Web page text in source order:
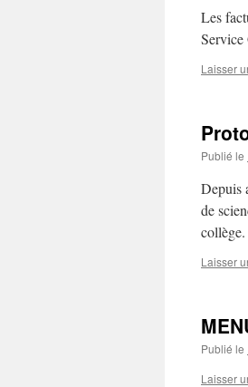
Les
Service
Laisser
Publié le
Depuis
de
Laisser
Publié le
Laisser